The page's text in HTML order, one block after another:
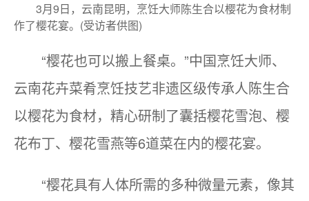
3月9日，云南昆明，烹饪大师陈生合以樱花为食材制
作了樱花宴。(受访者供图)
“樱花也可以搬上餐桌。”中国烹饪大师、
云南花卉菜肴烹饪技艺非遗区级传承人陈生合
以樱花为食材，精心研制了囊括樱花雪泡、樱
花布丁、樱花雪燕等6道菜在内的樱花宴。
“樱花具有人体所需的多种微量元素，像其